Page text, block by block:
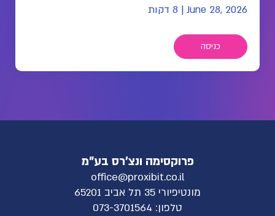
June 28, 2026
| 8 דקות
כניסה
פרוקסימה ונצ'רס בע"מ
office@proxibit.co.il
מונטיפיורי 35 תל אביב 65201
טלפון: 073-3701564